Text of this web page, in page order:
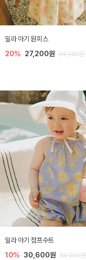
밀라 아기 원피스
20% 27,200원 34,000원
밀라 아기 점프수트
10% 30,600원 34,000원